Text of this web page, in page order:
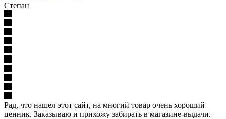
Степан
Рад, что нашел этот сайт, на многий товар очень хороший
ценник. Заказываю и прихожу забирать в магазине-выдачи.